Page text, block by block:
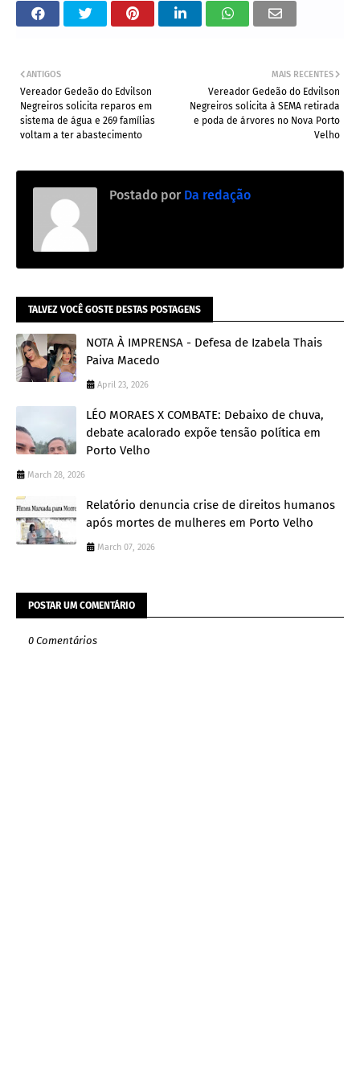
MAIS RECENTES
Vereador Gedeão do Edvilson
Negreiros solicita à SEMA retirada
e poda de árvores no Nova Porto
Velho
ANTIGOS
Vereador Gedeão do Edvilson
Negreiros solicita reparos em
sistema de água e 269 famílias
voltam a ter abastecimento
Postado por Da redação
TALVEZ VOCÊ GOSTE DESTAS POSTAGENS
NOTA À IMPRENSA - Defesa de Izabela Thais
Paiva Macedo
April 23, 2026
LÉO MORAES X COMBATE: Debaixo de chuva,
debate acalorado expõe tensão política em
Porto Velho
March 28, 2026
Relatório denuncia crise de direitos humanos
após mortes de mulheres em Porto Velho
March 07, 2026
POSTAR UM COMENTÁRIO
0 Comentários